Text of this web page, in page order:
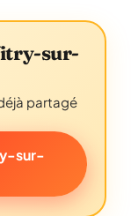
sur-
partagé
sur-